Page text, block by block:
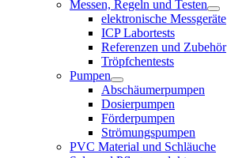
Messen, Regeln und Testen
elektronische Messgeräte
ICP Labortests
Referenzen und Zubehör
Tröpfchentests
Pumpen
Abschäumerpumpen
Dosierpumpen
Förderpumpen
Strömungspumpen
PVC Material und Schläuche